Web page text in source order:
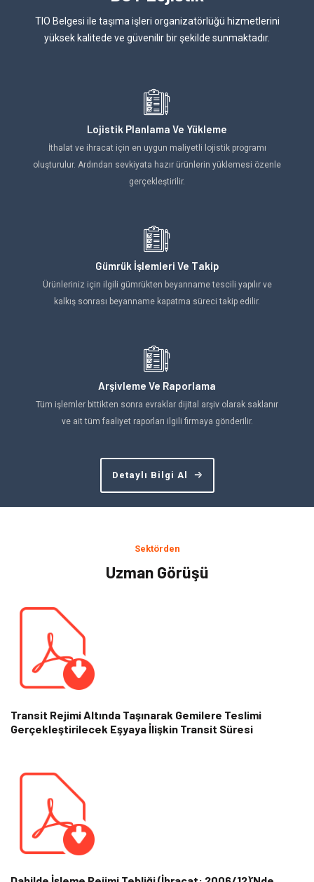
TIO Belgesi ile taşıma işleri organizatörlüğü hizmetlerini
yüksek kalitede ve güvenilir bir şekilde sunmaktadır.
Lojistik Planlama Ve Yükleme
İthalat ve ihracat için en uygun maliyetli lojistik programı
oluşturulur. Ardından sevkiyata hazır ürünlerin yüklemesi özenle
gerçekleştirilir.
Gümrük İşlemleri Ve Takip
Ürünleriniz için ilgili gümrükten beyanname tescili yapılır ve
kalkış sonrası beyanname kapatma süreci takip edilir.
Arşivleme Ve Raporlama
Tüm işlemler bittikten sonra evraklar dijital arşiv olarak saklanır
ve ait tüm faaliyet raporları ilgili firmaya gönderilir.
Detaylı Bilgi Al
Sektörden
Uzman Görüşü
Transit Rejimi Altında Taşınarak Gemilere Teslimi
Gerçekleştirilecek Eşyaya İlişkin Transit Süresi